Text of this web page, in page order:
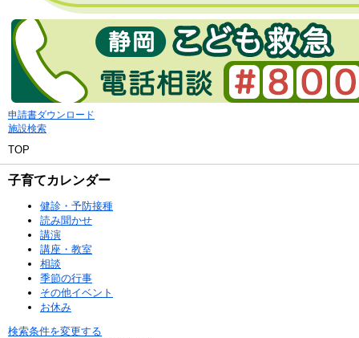
申請書ダウンロード
施設検索
TOP
子育てカレンダー
健診・予防接種
読み聞かせ
講演
講座・教室
相談
季節の行事
その他イベント
お休み
検索条件を変更する